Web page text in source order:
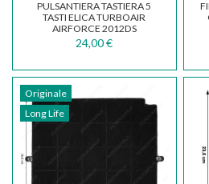
PULSANTIERA TASTIERA 5
TASTI ELICA TURBOAIR
AIRFORCE 2012DS
ECB0118150
24,00 €
Originale
Long Life